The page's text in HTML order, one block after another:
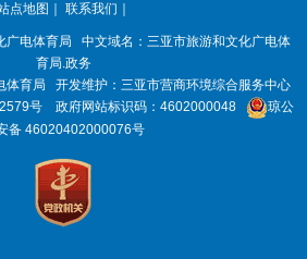
点地图 联系我们
广电体育局
中文域名：三亚市旅游和文化广电体
育局.政务
体育局
开发维护：三亚市营商环境综合服务中心
号 政府网站标识码： 4602000048
琼公
备 46020402000076号